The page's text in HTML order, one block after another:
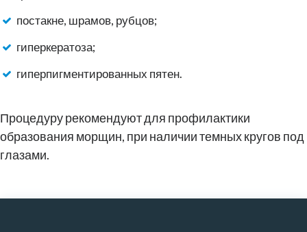
постакне, шрамов, рубцов;
гиперкератоза;
гиперпигментированных пятен.
Процедуру рекомендуют для профилактики
образования морщин, при наличии темных кругов под
глазами.